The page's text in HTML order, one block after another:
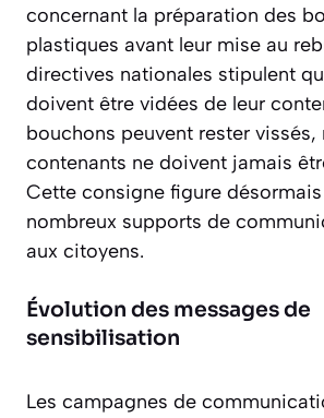
concernant la préparation des
plastiques avant leur mise au
directives nationales stipulent
doivent être vidées de leur
bouchons peuvent rester vissés,
contenants ne doivent jamais
Cette consigne figure
nombreux supports de
aux citoyens.
Évolution des messages de
sensibilisation
Les campagnes de